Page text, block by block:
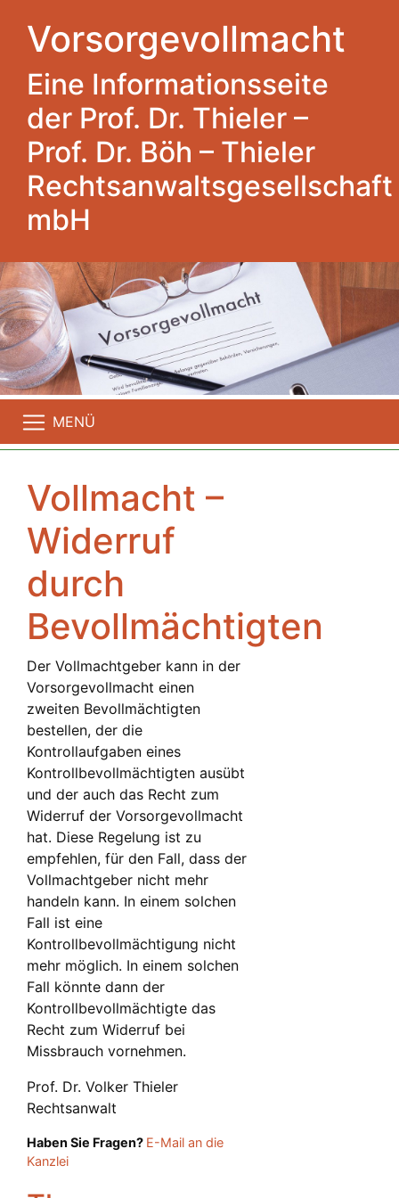
Vorsorgevollmacht
Eine Informationsseite
der Prof. Dr. Thieler –
Prof. Dr. Böh – Thieler
Rechtsanwaltsgesellschaft
mbH
MENÜ
Vollmacht –
Widerruf
durch
Bevollmächtigten
Der Vollmachtgeber kann in der
Vorsorgevollmacht einen
zweiten Bevollmächtigten
bestellen, der die
Kontrollaufgaben eines
Kontrollbevollmächtigten ausübt
und der auch das Recht zum
Widerruf der Vorsorgevollmacht
hat. Diese Regelung ist zu
empfehlen, für den Fall, dass der
Vollmachtgeber nicht mehr
handeln kann. In einem solchen
Fall ist eine
Kontrollbevollmächtigung nicht
mehr möglich. In einem solchen
Fall könnte dann der
Kontrollbevollmächtigte das
Recht zum Widerruf bei
Missbrauch vornehmen.
Prof. Dr. Volker Thieler
Rechtsanwalt
Haben Sie Fragen? E-Mail an die
Kanzlei